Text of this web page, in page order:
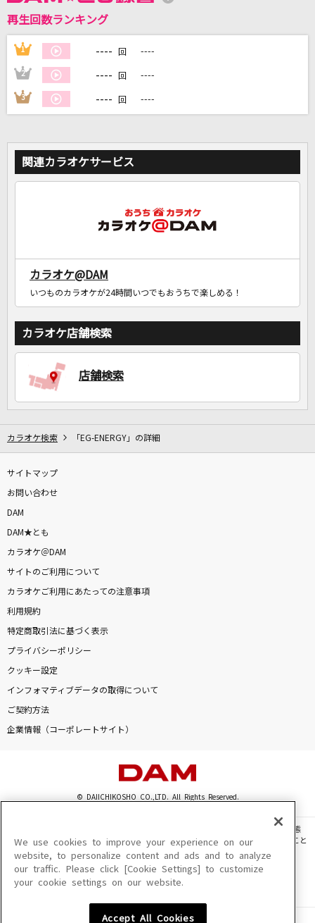
DAMに会員登録・ログインして
自宅でカラオケ歌い放題！
再生回数ランキング
1 ---- 回 ----
2 ---- 回 ----
3 ---- 回 ----
関連カラオケサービス
カラオケ@DAM
いつものカラオケが24時間いつでもおうちで楽しめる！
カラオケ店舗検索
店舗検索
カラオケ検索 「EG-ENERGY」の詳細
サイトマップ
お問い合わせ
DAM
DAM★とも
カラオケ＠DAM
サイトのご利用について
カラオケご利用にあたっての注意事項
利用規約
特定商取引法に基づく表示
プライバシーポリシー
クッキー設定
インフォマティブデータの取得について
ご契約方法
企業情報（コーポレートサイト）
© DAIICHIKOSHO CO.,LTD. All Rights Reserved.
このサイトに掲載されている一切の文章・画像・写真・動画・音声等を、手段や形態
を問わず、著作権法の定める範囲を超えて無断で複製、転載、ファイル化などすること
を禁じます。
楽曲及びコンテンツは、機種によりご利用いただけない場合があります。
楽曲及びコンテンツの配信日、配信内容が変更になる場合があります。
We use cookies to improve your experience on our
website, to personalize content and ads and to analyze
our traffic. Please click [Cookie Settings] to customize
your cookie settings on our website.
Accept All Cookies